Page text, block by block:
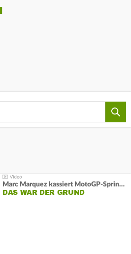
Marc Marquez kassiert MotoGP-Sprint-Schlappe:
DAS WAR DER GRUND